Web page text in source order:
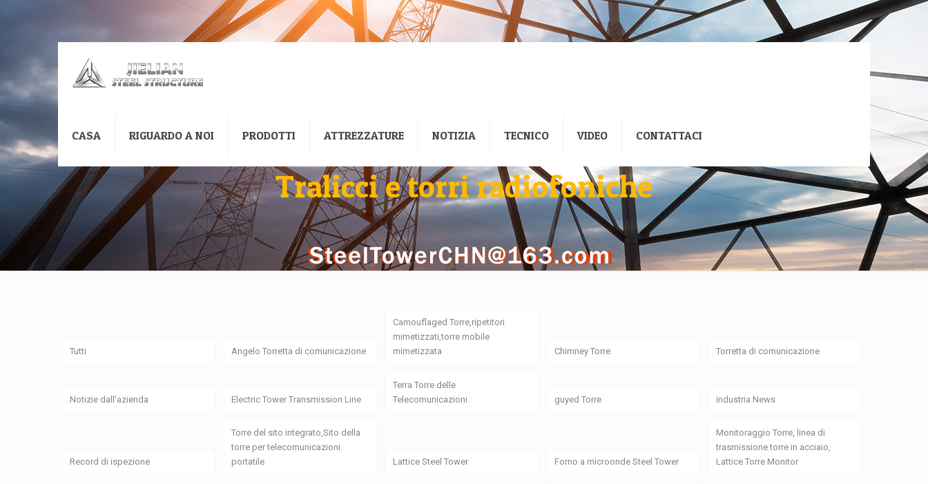
CASA RIGUARDO A NOI PRODOTTI ATTREZZATURE NOTIZIA TECNICO VIDEO CONTATTACI
Tralicci e torri radiofoniche
Tutti Angelo Torretta di comunicazione
Camouflaged Torre,ripetitori
mimetizzati,torre mobile
mimetizzata
Chimney Torre Torretta di comunicazione
Notizie dall'azienda Electric Tower Transmission Line
Terra Torre delle
Telecomunicazioni
guyed Torre industria News
Record di ispezione
Torre del sito integrato,Sito della
torre per telecomunicazioni
portatile
Lattice Steel Tower Forno a microonde Steel Tower
Monitoraggio Torre, linea di
trasmissione torre in acciaio,
Lattice Torre Monitor